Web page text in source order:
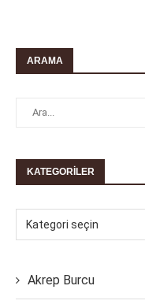
ARAMA
KATEGORILER
Akrep Burcu